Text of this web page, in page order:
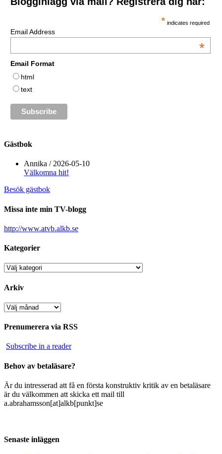
* indicates required
Email Address
*
Email Format
html
text
Gästbok
Annika / 2026-05-10
Välkomna hit!
Besök gästbok
Missa inte min TV-blogg
http://www.atvb.alkb.se
Kategorier
Kategorier
Arkiv
Arkiv
Prenumerera via RSS
Subscribe in a reader
Behov av betaläsare?
Är du intresserad att få en första konstruktiv kritik av en betaläsare
är du välkommen att skicka ett mail till
a.abrahamsson[at]alkb[punkt]se
Senaste inläggen